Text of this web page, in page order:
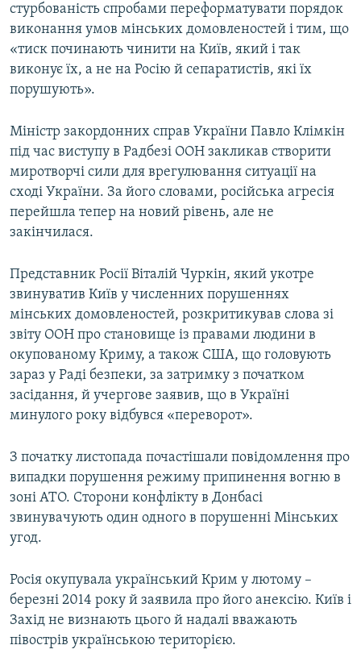
стурбованість спробами переформатувати порядок
виконання умов мінських домовленостей і тим, що
«тиск починають чинити на Київ, який і так
виконує їх, а не на Росію й сепаратистів, які їх
порушують».
Міністр закордонних справ України Павло Клімкін
під час виступу в Радбезі ООН закликав створити
миротворчі сили для врегулювання ситуації на
сході України. За його словами, російська агресія
перейшла тепер на новий рівень, але не
закінчилася.
Представник Росії Віталій Чуркін, який укотре
звинуватив Київ у численних порушеннях
мінських домовленостей, розкритикував слова зі
звіту ООН про становище із правами людини в
окупованому Криму, а також США, що головують
зараз у Раді безпеки, за затримку з початком
засідання, й учергове заявив, що в Україні
минулого року відбувся «переворот».
З початку листопада почастішали повідомлення про
випадки порушення режиму припинення вогню в
зоні АТО. Сторони конфлікту в Донбасі
звинувачують один одного в порушенні Мінських
угод.
Росія окупувала український Крим у лютому –
березні 2014 року й заявила про його анексію. Київ і
Захід не визнають цього й надалі вважають
півострів українською територією.